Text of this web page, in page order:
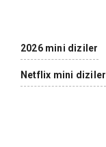
2026 mini diziler
Netflix mini diziler